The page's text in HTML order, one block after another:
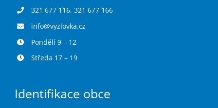
321 677 116, 321 677 166
info@vyzlovka.cz
Pondělí 9 – 12
Středa 17 – 19
Identifikace obce